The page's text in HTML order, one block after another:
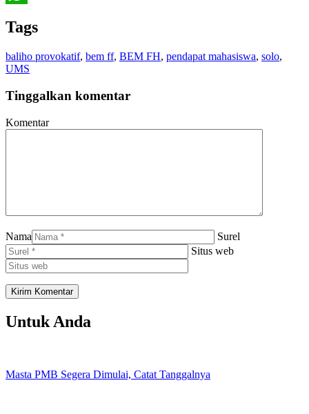
Tags
baliho provokatif, bem ff, BEM FH, pendapat mahasiswa, solo,
UMS
Tinggalkan komentar
Komentar
Nama
Surel
Situs web
Untuk Anda
Masta PMB Segera Dimulai, Catat Tanggalnya